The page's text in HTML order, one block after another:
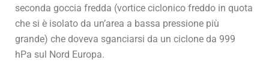
seconda goccia fredda (vortice ciclonico freddo in quota
che si è isolato da un’area a bassa pressione più
grande) che doveva sganciarsi da un ciclone da 999
hPa sul Nord Europa.